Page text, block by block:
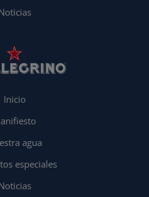
Inicio
agua
especiales